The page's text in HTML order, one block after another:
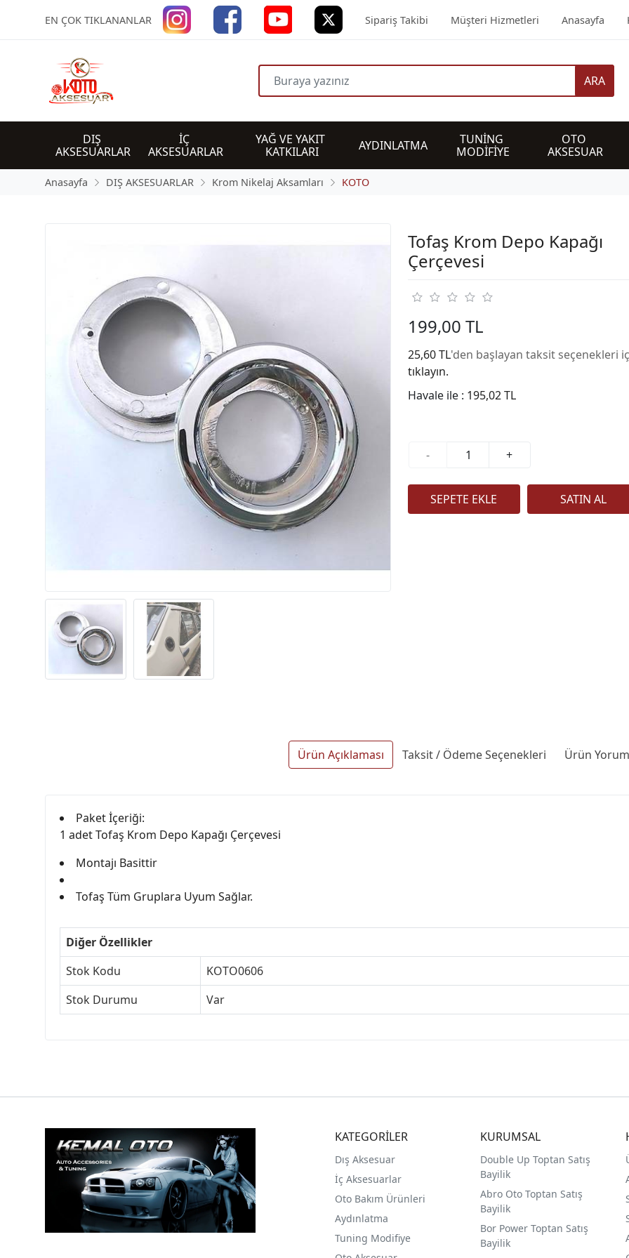
EN ÇOK TIKLANANLAR Sipariş Takibi Müşteri Hizmetleri Anasayfa
ARA
DIŞ
AKSESUARLAR
İÇ
AKSESUARLAR
YAĞ VE YAKIT
KATKILARI
AYDINLATMA
TUNİNG
MODİFİYE
OTO
AKSESUAR
Anasayfa DIŞ AKSESUARLAR Krom Nikelaj Aksamları KOTO
Tofaş Krom Depo Kapağı
Çerçevesi
199,00 TL
25,60 TL'den başlayan taksit seçenekleri
tıklayın.
Havale ile : 195,02 TL
- +
Ürün Açıklaması Taksit / Ödeme Seçenekleri Ürün
Paket İçeriği:
1 adet Tofaş Krom Depo Kapağı Çerçevesi
Montajı Basittir
Tofaş Tüm Gruplara Uyum Sağlar.
Diğer Özellikler
Stok Kodu
KOTO0606
Stok Durumu
Var
KATEGORİLER
Dış Aksesuar
İç Aksesuarlar
Oto Bakım Ürünleri
Aydınlatma
Tuning Modifiye
KURUMSAL
Double Up Toptan Satış
Bayilik
Abro Oto Toptan Satış
Bayilik
Bor Power Toptan Satış
Bayilik